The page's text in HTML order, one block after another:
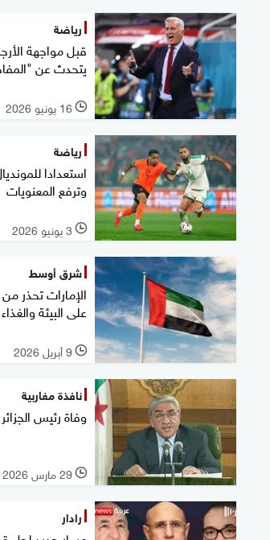
رياضة
قبل مواجهة
يتحدث عن
l 16 يونيو 2026
رياضة
استعدادا
وترفع المعنويات
l 3 يونيو 2026
شرق أوسط
الإمارات تحذر
على البيئة والغذاء
l 9 أبريل 2026
نافذة مغاربية
وفاة رئيس
l 29 مارس 2026
رادار